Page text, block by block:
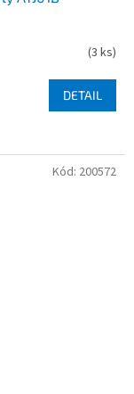
(3 ks)
DETAIL
Kód: 200572